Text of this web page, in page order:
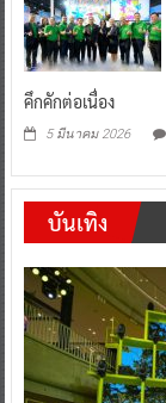
คึกคักต่อเนื่อง
5 มีนาคม 2026
บันเทิง